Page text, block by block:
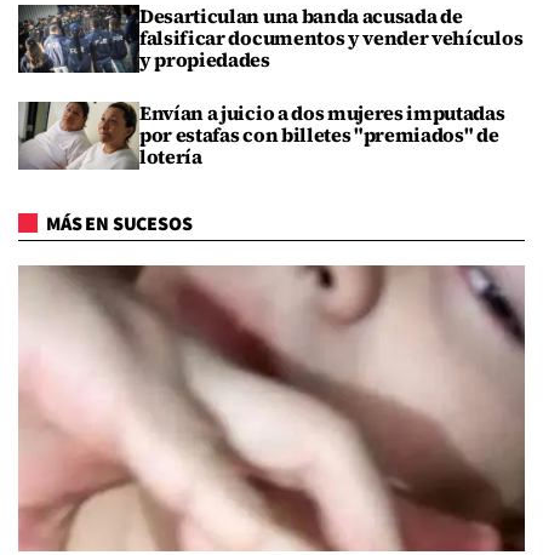
Desarticulan una banda acusada de
falsificar documentos y vender vehículos
y propiedades
Envían a juicio a dos mujeres imputadas
por estafas con billetes "premiados" de
lotería
MÁS EN SUCESOS